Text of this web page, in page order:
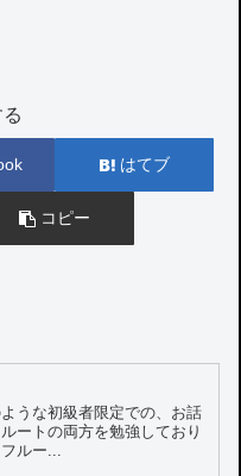
はてブ
コピー
うな初級者限定での、お話
ートの両方を勉強しており
ルー...